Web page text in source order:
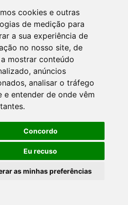
cookies e outras
de medição para
a sua experiência de
no nosso site, de
mostrar conteúdo
anúncios
analisar o tráfego
e entender de onde vêm
Concordo
Eu recuso
as minhas preferências
os direitos reservados